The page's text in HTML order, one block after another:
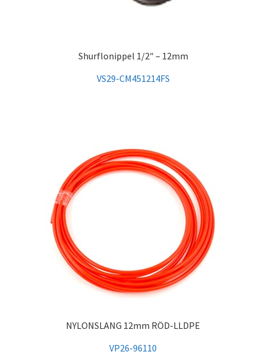
Shurflonippel 1/2″ – 12mm
VS29-CM451214FS
NYLONSLANG 12mm RÖD-LLDPE
VP26-96110